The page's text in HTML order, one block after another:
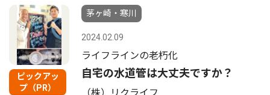
ピックアッ
プ（PR）
茅ヶ崎・寒川
2024.02.09
ライフラインの老朽化
自宅の水道管は大丈夫ですか？